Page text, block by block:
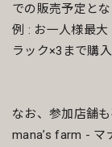
での販売予定とな
例 : お一人様最大
ラック×3まで購
なお、参加店舗
mana’s farm - マ